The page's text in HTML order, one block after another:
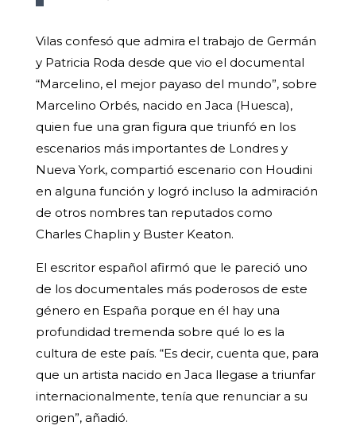
Vilas confesó que admira el trabajo de Germán
y Patricia Roda desde que vio el documental
“Marcelino, el mejor payaso del mundo”, sobre
Marcelino Orbés, nacido en Jaca (Huesca),
quien fue una gran figura que triunfó en los
escenarios más importantes de Londres y
Nueva York, compartió escenario con Houdini
en alguna función y logró incluso la admiración
de otros nombres tan reputados como
Charles Chaplin y Buster Keaton.
El escritor español afirmó que le pareció uno
de los documentales más poderosos de este
género en España porque en él hay una
profundidad tremenda sobre qué lo es la
cultura de este país. “Es decir, cuenta que, para
que un artista nacido en Jaca llegase a triunfar
internacionalmente, tenía que renunciar a su
origen”, añadió.